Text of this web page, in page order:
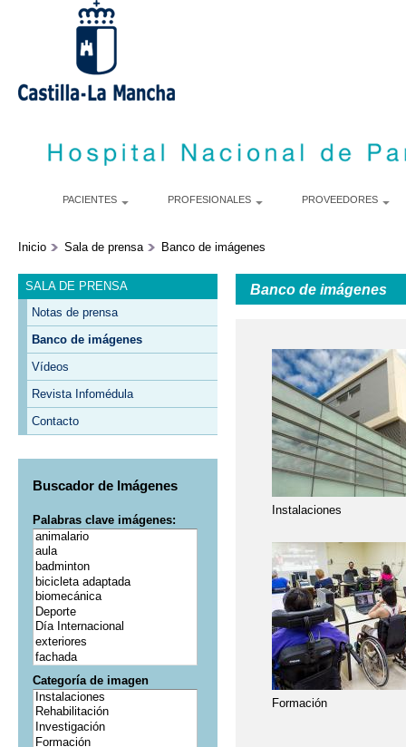
PACIENTES PROFESIONALES PROVEEDORES
Inicio Sala de prensa Banco de imágenes
SALA DE PRENSA
Notas de prensa
Banco de imágenes
Vídeos
Revista Infomédula
Contacto
Buscador de Imágenes
Palabras clave imágenes:
Categoría de imagen
Banco de imágenes
Instalaciones
Formación